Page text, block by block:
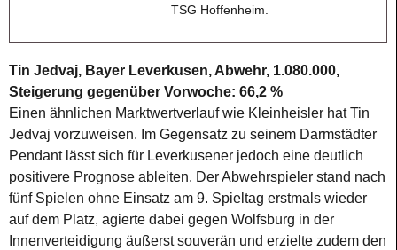
TSG Hoffenheim.
Tin Jedvaj, Bayer Leverkusen, Abwehr, 1.080.000,
Steigerung gegenüber Vorwoche: 66,2 %
Einen ähnlichen Marktwertverlauf wie Kleinheisler hat Tin
Jedvaj vorzuweisen. Im Gegensatz zu seinem Darmstädter
Pendant lässt sich für Leverkusener jedoch eine deutlich
positivere Prognose ableiten. Der Abwehrspieler stand nach
fünf Spielen ohne Einsatz am 9. Spieltag erstmals wieder
auf dem Platz, agierte dabei gegen Wolfsburg in der
Innenverteidigung äußerst souverän und erzielte zudem den